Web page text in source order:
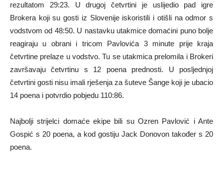
rezultatom 29:23. U drugoj četvrtini je uslijedio pad igre
Brokera koji su gosti iz Slovenije iskoristili i otišli na odmor s
vodstvom od 48:50. U nastavku utakmice domaćini puno bolje
reagiraju u obrani i tricom Pavlovića 3 minute prije kraja
četvrtine prelaze u vodstvo. Tu se utakmica prelomila i Brokeri
završavaju četvrtinu s 12 poena prednosti. U posljednjoj
četvrtini gosti nisu imali rješenja za šuteve Šange koji je ubacio
14 poena i potvrdio pobjedu 110:86.
Najbolji strijelci domaće ekipe bili su Ozren Pavlović i Ante
Gospić s 20 poena, a kod gostiju Jack Donovon također s 20
poena.